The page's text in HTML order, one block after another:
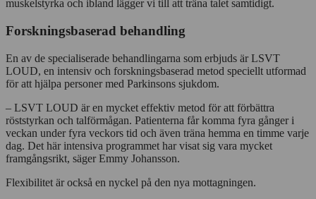
muskelstyrka och ibland lägger vi till att träna talet samtidigt.
Forskningsbaserad behandling
En av de specialiserade behandlingarna som erbjuds är LSVT
LOUD, en intensiv och forskningsbaserad metod speciellt utformad
för att hjälpa personer med Parkinsons sjukdom.
– LSVT LOUD är en mycket effektiv metod för att förbättra
röststyrkan och talförmågan. Patienterna får komma fyra gånger i
veckan under fyra veckors tid och även träna hemma en timme varje
dag. Det här intensiva programmet har visat sig vara mycket
framgångsrikt, säger Emmy Johansson.
Flexibilitet är också en nyckel på den nya mottagningen.